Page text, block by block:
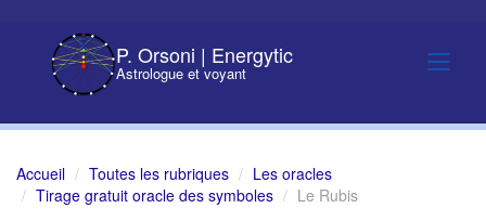
P. Orsoni | Energytic
Astrologue et voyant
Accueil Toutes les rubriques
Les oracles
Tirage gratuit oracle des symboles
Le Rubis